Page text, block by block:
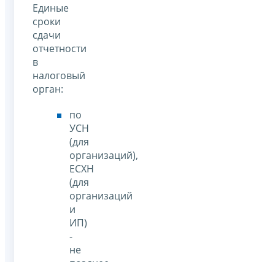
Единые
сроки
сдачи
отчетности
в
налоговый
орган:
по
УСН
(для
организаций),
ЕСХН
(для
организаций
и
ИП)
-
не